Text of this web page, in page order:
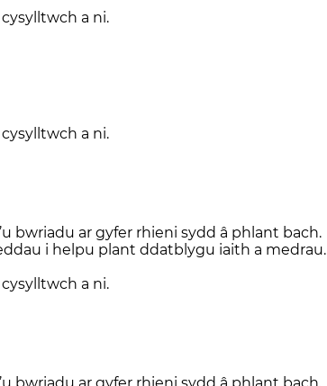
a ni.
a ni.
bwriadu ar gyfer rhieni sydd â phlant bach.
i helpu plant ddatblygu iaith a medrau.
a ni.